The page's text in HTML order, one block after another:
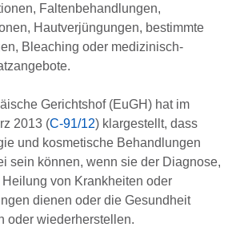
Faltenbehandlungen,
Hautverjüngungen, bestimmte
Bleaching oder medizinisch-
Gerichtshof (EuGH) hat im
2013 (C-91/12) klargestellt, dass
und kosmetische Behandlungen
sein können, wenn sie der Diagnose,
von Krankheiten oder
dienen oder die Gesundheit
oder wiederherstellen.